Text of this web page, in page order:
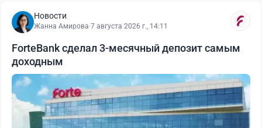
Новости
Жанна Амирова·7 августа 2026 г., 14:11
ForteBank сделал 3-месячный депозит самым
доходным